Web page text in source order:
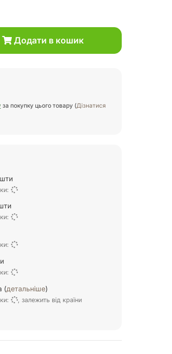
Додати в кошик
за покупку цього товару (Дізнатися
(детальніше)
, залежить від країни